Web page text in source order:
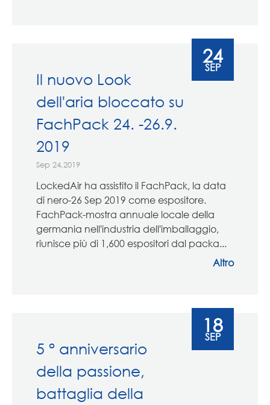
Il nuovo Look
dell'aria bloccato su
FachPack 24. -26.9.
2019
Sep 24,2019
LockedAir ha assistito il FachPack, la data
di nero-26 Sep 2019 come espositore.
FachPack-mostra annuale locale della
germania nell'industria dell'imballaggio,
riunisce più di 1,600 espositori dal packa...
Altro
24
SEP
5 ° anniversario
della passione,
battaglia della
18
SEP